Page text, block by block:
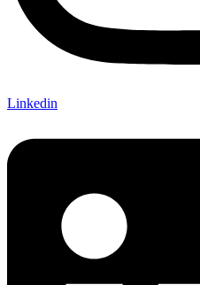
Linkedin